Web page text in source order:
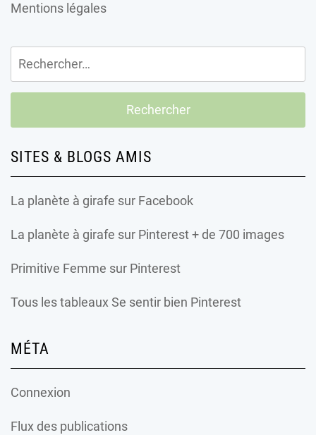
Mentions légales
Rechercher :
SITES & BLOGS AMIS
La planète à girafe sur Facebook
La planète à girafe sur Pinterest + de 700 images
Primitive Femme sur Pinterest
Tous les tableaux Se sentir bien Pinterest
MÉTA
Connexion
Flux des publications